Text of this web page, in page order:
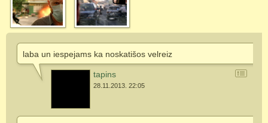
laba un iespejams ka noskatišos velreiz
tapins
28.11.2013. 22:05